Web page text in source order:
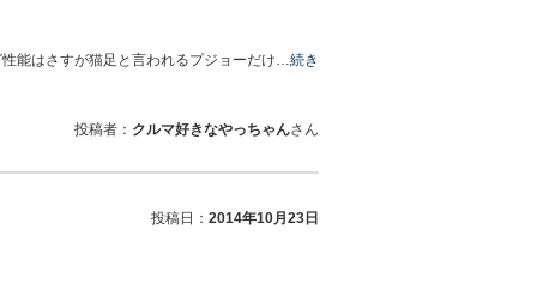
能はさすが猫足と言われるプジョーだけ…続き
投稿者： クルマ好きなやっちゃんさん
投稿日： 2014年10月23日